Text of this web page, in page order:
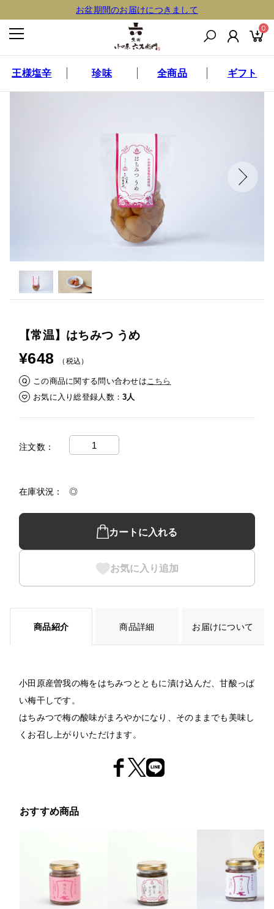
お盆期間のお届けにつきまして
0
王様塩辛 珍味 全商品 ギフト
【常温】はちみつ うめ
¥648 （税込）
この商品に関する問い合わせはこちら
お気に入り総登録人数
3人
注文数
在庫状況 ◎
カートに入れる
お気に入り追加
商品紹介
小田原産曽我の梅をはちみつとともに漬け込んだ、甘酸っぱ
い梅干しです。
はちみつで梅の酸味がまろやかになり、そのままでも美味し
くお召し上がりいただけます。
商品詳細 お届けについて
おすすめ商品